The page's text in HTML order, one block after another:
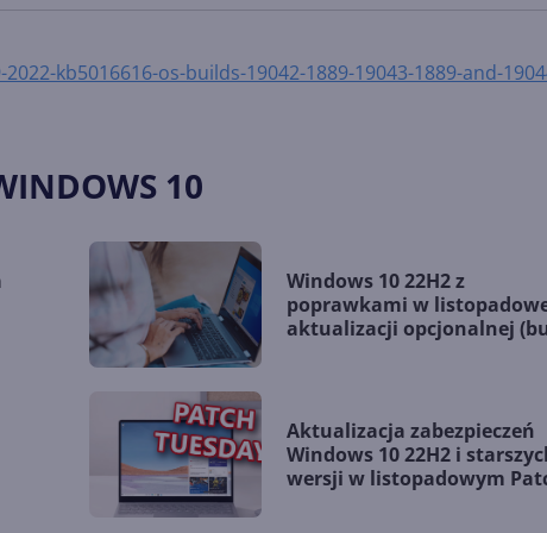
kb5016616-os-builds-19042-1889-19043-1889-and-
10
Windows 10 22H2 z
poprawkami w
aktualizacji opcjonalnej
Aktualizacja zabezpieczeń
Windows 10 22H2 i
wersji w listopadowym